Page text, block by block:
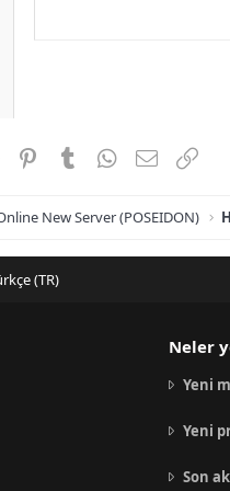
PinterestTumblrWhatsApp
E-postaLink
New Server (POSEIDON)
(TR)
Neler
Yeni
Yeni
Son